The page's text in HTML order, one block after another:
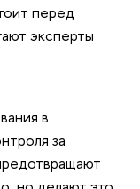
перед
эксперты
в
за